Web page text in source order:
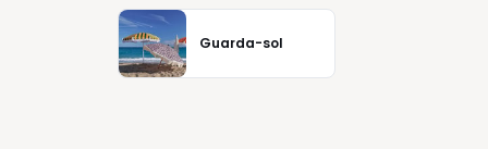
Guarda-sol